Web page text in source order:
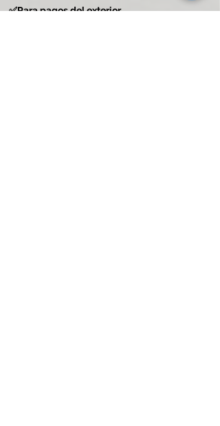
✅Para pagos del exterior